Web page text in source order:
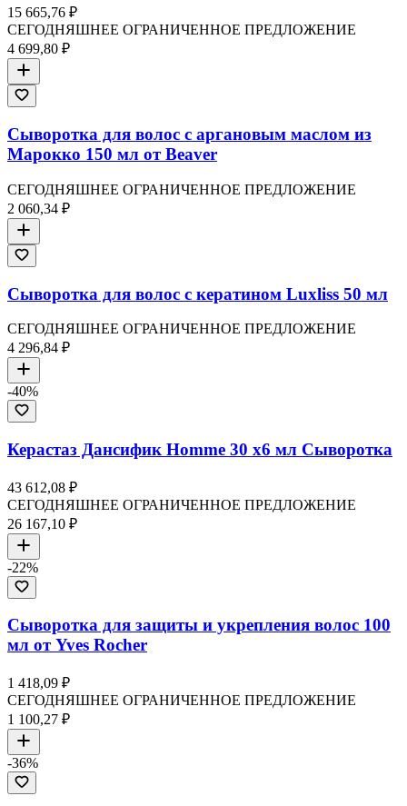
15 665,76 ₽
СЕГОДНЯШНЕЕ ОГРАНИЧЕННОЕ ПРЕДЛОЖЕНИЕ
4 699,80 ₽
Сыворотка для волос с аргановым маслом из
Марокко 150 мл от Beaver
СЕГОДНЯШНЕЕ ОГРАНИЧЕННОЕ ПРЕДЛОЖЕНИЕ
2 060,34 ₽
Сыворотка для волос с кератином Luxliss 50 мл
СЕГОДНЯШНЕЕ ОГРАНИЧЕННОЕ ПРЕДЛОЖЕНИЕ
4 296,84 ₽
-40%
Керастаз Дансифик Homme 30 x6 мл Сыворотка
43 612,08 ₽
СЕГОДНЯШНЕЕ ОГРАНИЧЕННОЕ ПРЕДЛОЖЕНИЕ
26 167,10 ₽
-22%
Сыворотка для защиты и укрепления волос 100
мл от Yves Rocher
1 418,09 ₽
СЕГОДНЯШНЕЕ ОГРАНИЧЕННОЕ ПРЕДЛОЖЕНИЕ
1 100,27 ₽
-36%